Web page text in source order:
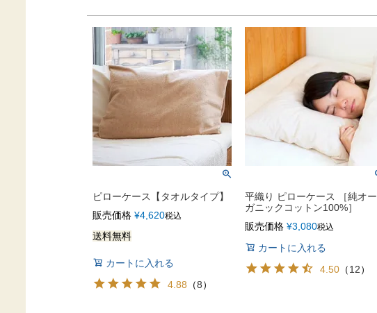
ピローケース【タオルタイプ】
販売価格 ¥4,620税込
送料無料
カートに入れる
4.88 （8）
平織り ピローケース ［純オー
ガニックコットン100%］
販売価格 ¥3,080税込
カートに入れる
4.50（12）